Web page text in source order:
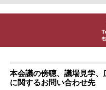
本会議の傍聴、議場見学
に関するお問い合わせ先